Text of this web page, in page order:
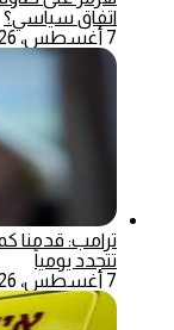
اتفاق سياسي؟
7 أغسطس، 2026
ترامب: قدمنا
تتجدد يومياً
7 أغسطس، 2026